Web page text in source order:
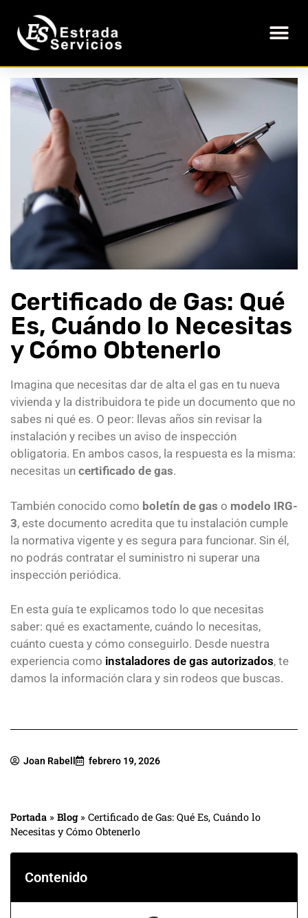
Certificado de Gas: Qué
Es, Cuándo lo Necesitas
y Cómo Obtenerlo
Imagina que necesitas dar de alta el gas en tu nueva
vivienda y la distribuidora te pide un documento que no
sabes ni qué es. O peor: llevas años sin revisar la
instalación y recibes un aviso de inspección
obligatoria. En ambos casos, la respuesta es la misma:
necesitas un certificado de gas.
También conocido como boletín de gas o modelo IRG-
3, este documento acredita que tu instalación cumple
la normativa vigente y es segura para funcionar. Sin él,
no podrás contratar el suministro ni superar una
inspección periódica.
En esta guía te explicamos todo lo que necesitas
saber: qué es exactamente, cuándo lo necesitas,
cuánto cuesta y cómo conseguirlo. Desde nuestra
experiencia como instaladores de gas autorizados, te
damos la información clara y sin rodeos que buscas.
Joan Rabell febrero 19, 2026
Portada » Blog» Certificado de Gas: Qué Es, Cuándo lo
Necesitas y Cómo Obtenerlo
Contenido